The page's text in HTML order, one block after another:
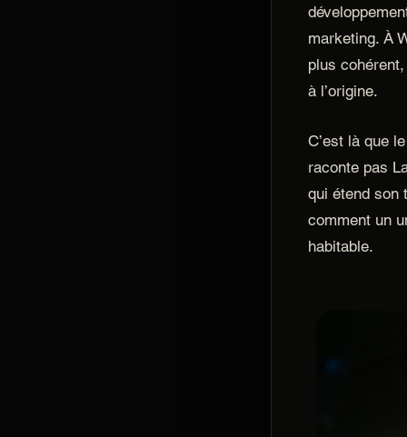
marketing. À
plus
à l’origine.
C’est là que
raconte pas
qui étend son
comment un
habitable.